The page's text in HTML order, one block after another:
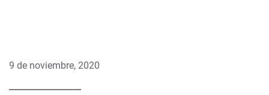
9 de noviembre, 2020